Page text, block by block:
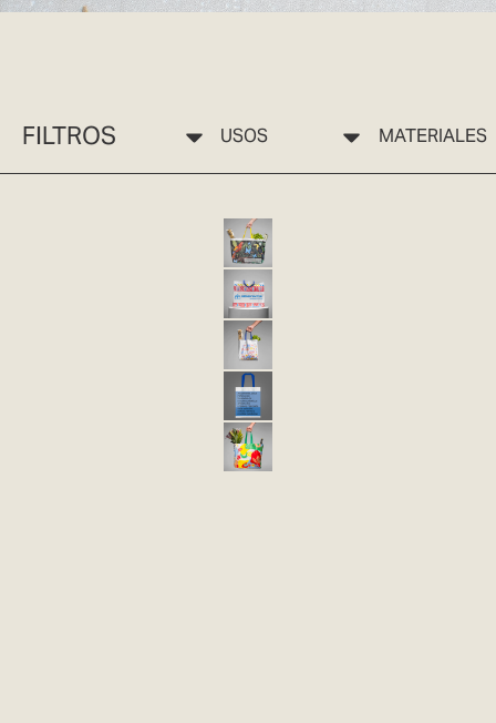
FILTROS USOS MATERIALES
BOLSA ECO 10 SELVA TERRAMARTE
BOLSA ECOLÓGICA ECO 10 PP
BOLSA ECO 11 JARDÍN TERRAMARTE
BOLSA ECOLÓGICA ECO 11 PP
BOLSA ECOLÓGICA ECO 12